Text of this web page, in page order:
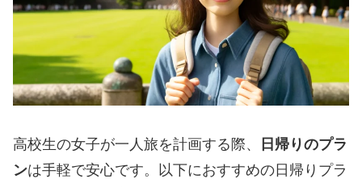
高校生の女子が一人旅を計画する際、
日帰りのプラ
ンは手軽で安心です。以下におすすめの日帰りプラ